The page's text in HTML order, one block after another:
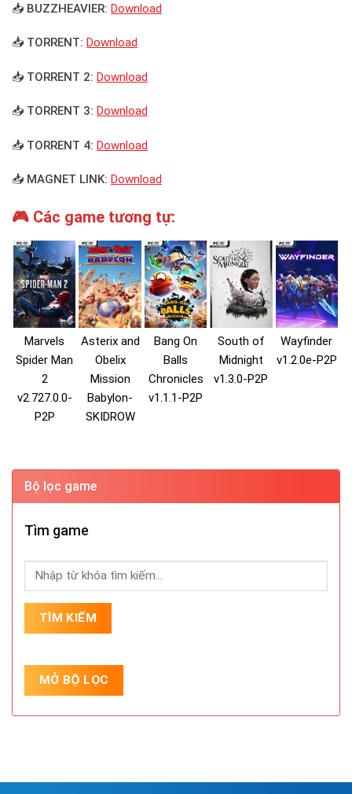
📥 BUZZHEAVIER: Download
📥 TORRENT: Download
📥 TORRENT 2: Download
📥 TORRENT 3: Download
📥 TORRENT 4: Download
📥 MAGNET LINK: Download
🎮 Các game tương tự:
Marvels
Spider Man
2
v2.727.0.0-
P2P
Asterix and
Obelix
Mission
Babylon-
SKIDROW
Bang On
Balls
Chronicles
v1.1.1-P2P
South of
Midnight
v1.3.0-P2P
Wayfinder
v1.2.0e-P2P
Bộ lọc game
Tìm game